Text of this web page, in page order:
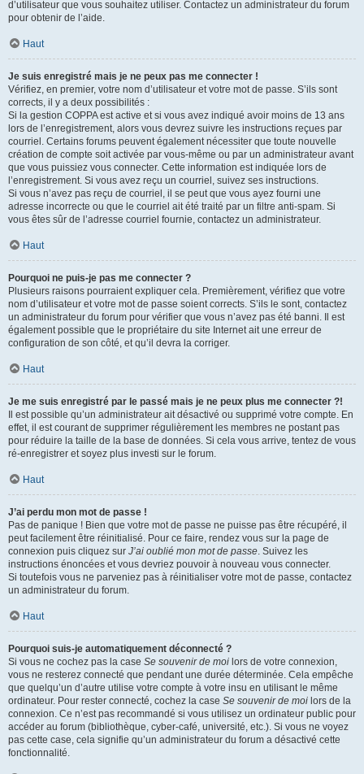
d’utilisateur que vous souhaitez utiliser. Contactez un administrateur du forum
pour obtenir de l’aide.
Haut
Je suis enregistré mais je ne peux pas me connecter !
Vérifiez, en premier, votre nom d’utilisateur et votre mot de passe. S’ils sont
corrects, il y a deux possibilités :
Si la gestion COPPA est active et si vous avez indiqué avoir moins de 13 ans
lors de l’enregistrement, alors vous devrez suivre les instructions reçues par
courriel. Certains forums peuvent également nécessiter que toute nouvelle
création de compte soit activée par vous-même ou par un administrateur avant
que vous puissiez vous connecter. Cette information est indiquée lors de
l’enregistrement. Si vous avez reçu un courriel, suivez ses instructions.
Si vous n’avez pas reçu de courriel, il se peut que vous ayez fourni une
adresse incorrecte ou que le courriel ait été traité par un filtre anti-spam. Si
vous êtes sûr de l’adresse courriel fournie, contactez un administrateur.
Haut
Pourquoi ne puis-je pas me connecter ?
Plusieurs raisons pourraient expliquer cela. Premièrement, vérifiez que votre
nom d’utilisateur et votre mot de passe soient corrects. S’ils le sont, contactez
un administrateur du forum pour vérifier que vous n’avez pas été banni. Il est
également possible que le propriétaire du site Internet ait une erreur de
configuration de son côté, et qu’il devra la corriger.
Haut
Je me suis enregistré par le passé mais je ne peux plus me connecter ?!
Il est possible qu’un administrateur ait désactivé ou supprimé votre compte. En
effet, il est courant de supprimer régulièrement les membres ne postant pas
pour réduire la taille de la base de données. Si cela vous arrive, tentez de vous
ré-enregistrer et soyez plus investi sur le forum.
Haut
J’ai perdu mon mot de passe !
Pas de panique ! Bien que votre mot de passe ne puisse pas être récupéré, il
peut facilement être réinitialisé. Pour ce faire, rendez vous sur la page de
connexion puis cliquez sur J’ai oublié mon mot de passe. Suivez les
instructions énoncées et vous devriez pouvoir à nouveau vous connecter.
Si toutefois vous ne parveniez pas à réinitialiser votre mot de passe, contactez
un administrateur du forum.
Haut
Pourquoi suis-je automatiquement déconnecté ?
Si vous ne cochez pas la case Se souvenir de moi lors de votre connexion,
vous ne resterez connecté que pendant une durée déterminée. Cela empêche
que quelqu’un d’autre utilise votre compte à votre insu en utilisant le même
ordinateur. Pour rester connecté, cochez la case Se souvenir de moi lors de la
connexion. Ce n’est pas recommandé si vous utilisez un ordinateur public pour
accéder au forum (bibliothèque, cyber-café, université, etc.). Si vous ne voyez
pas cette case, cela signifie qu’un administrateur du forum a désactivé cette
fonctionnalité.